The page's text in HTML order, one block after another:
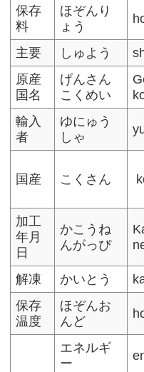
保存
料
ほぞんり
ょう
主要 しゅよう
原産
国名
げんさん
こくめい
輸入
者
ゆにゅう
しゃ
国産 こくさん
加工
年月
日
かこうね
んがっぴ
解凍 かいとう
保存
温度
ほぞんお
んど
エネルギ
ー